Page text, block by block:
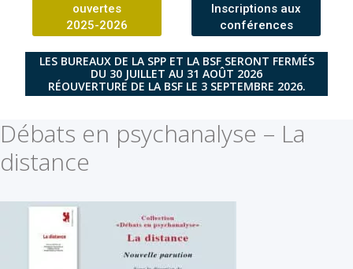
ouvertes
2025-2026
Inscriptions aux
conférences
LES BUREAUX DE LA SPP ET LA BSF SERONT FERMÉS
DU 30 JUILLET AU 31 AOÛT 2026
RÉOUVERTURE DE LA BSF LE 3 SEPTEMBRE 2026.
Débats en psychanalyse – La
distance